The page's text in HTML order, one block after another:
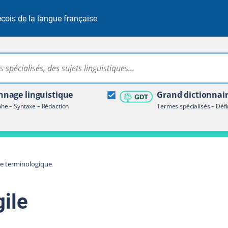
de la langue française
Rechercher dans tout le site
linguistique
– Syntaxe – Rédaction
Grand
Termes spécialisés –
terminologique
terminologique